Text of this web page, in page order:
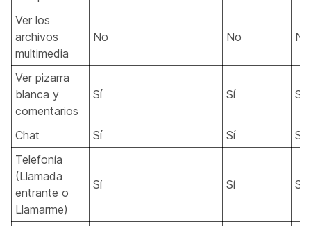
Ver los
archivos
multimedia
No No No
Ver pizarra
blanca y
comentarios
Sí Sí Sí
Chat Sí Sí
Sí
Telefonía
(Llamada
entrante o
Llamarme)
Sí Sí Sí